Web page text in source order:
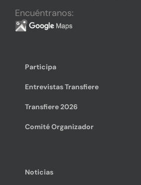
Encuéntranos:
Participa
Entrevistas Transfiere
Transfiere 2026
Comité Organizador
Noticias